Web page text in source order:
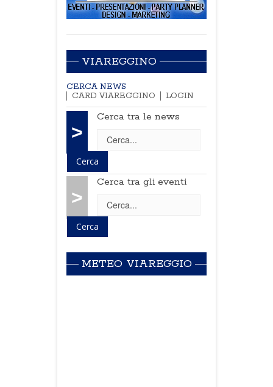
VIAREGGINO
CERCA NEWS
CARD VIAREGGINO
LOGIN
>
Cerca tra le news
>
Cerca tra gli eventi
METEO VIAREGGIO